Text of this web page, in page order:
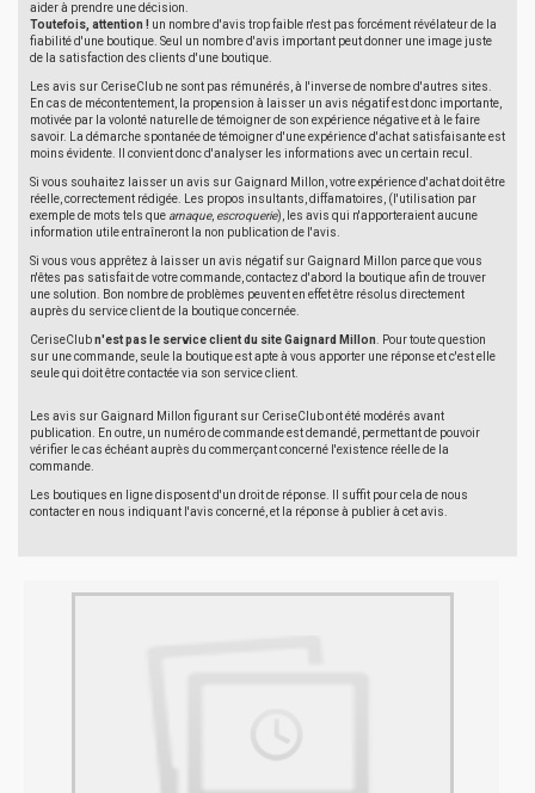
aider à prendre une décision.
Toutefois, attention ! un nombre d'avis trop faible n'est pas forcément révélateur de la
fiabilité d'une boutique. Seul un nombre d'avis important peut donner une image juste
de la satisfaction des clients d'une boutique.
Les avis sur CeriseClub ne sont pas rémunérés, à l'inverse de nombre d'autres sites.
En cas de mécontentement, la propension à laisser un avis négatif est donc importante,
motivée par la volonté naturelle de témoigner de son expérience négative et à le faire
savoir. La démarche spontanée de témoigner d'une expérience d'achat satisfaisante est
moins évidente. Il convient donc d'analyser les informations avec un certain recul.
Si vous souhaitez laisser un avis sur Gaignard Millon, votre expérience d'achat doit être
réelle, correctement rédigée. Les propos insultants, diffamatoires, (l'utilisation par
exemple de mots tels que arnaque, escroquerie), les avis qui n'apporteraient aucune
information utile entraîneront la non publication de l'avis.
Si vous vous apprêtez à laisser un avis négatif sur Gaignard Millon parce que vous
n'êtes pas satisfait de votre commande, contactez d'abord la boutique afin de trouver
une solution. Bon nombre de problèmes peuvent en effet être résolus directement
auprès du service client de la boutique concernée.
CeriseClubn'est pas le service client du site Gaignard Millon . Pour toute question
sur une commande, seule la boutique est apte à vous apporter une réponse et c'est elle
seule qui doit être contactée via son service client.
Les avis sur Gaignard Millon figurant sur CeriseClub ont été modérés avant
publication. En outre, un numéro de commande est demandé, permettant de pouvoir
vérifier le cas échéant auprès du commerçant concerné l'existence réelle de la
commande.
Les boutiques en ligne disposent d'un droit de réponse. Il suffit pour cela de nous
contacter en nous indiquant l'avis concerné, et la réponse à publier à cet avis.